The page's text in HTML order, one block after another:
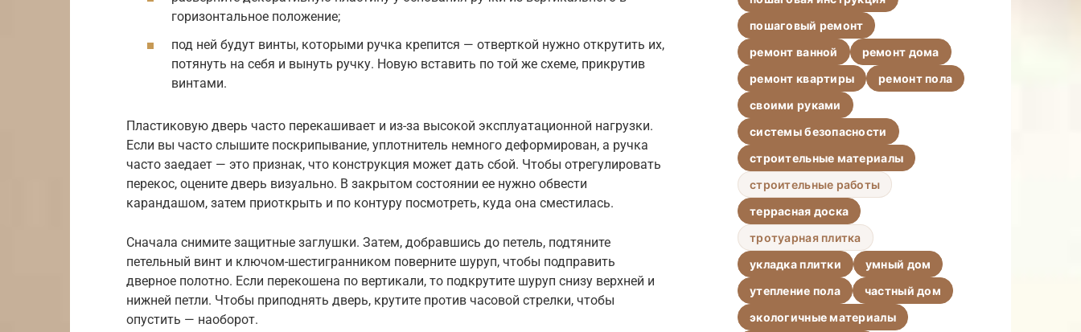
горизонтальное положение;
под ней будут винты, которыми ручка крепится — отверткой нужно открутить их,
потянуть на себя и вынуть ручку. Новую вставить по той же схеме, прикрутив
винтами.
Пластиковую дверь часто перекашивает и из-за высокой эксплуатационной нагрузки.
Если вы часто слышите поскрипывание, уплотнитель немного деформирован, а ручка
часто заедает — это признак, что конструкция может дать сбой. Чтобы отрегулировать
перекос, оцените дверь визуально. В закрытом состоянии ее нужно обвести
карандашом, затем приоткрыть и по контуру посмотреть, куда она сместилась.
Сначала снимите защитные заглушки. Затем, добравшись до петель, подтяните
петельный винт и ключом-шестигранником поверните шуруп, чтобы подправить
дверное полотно. Если перекошена по вертикали, то подкрутите шуруп снизу верхней и
нижней петли. Чтобы приподнять дверь, крутите против часовой стрелки, чтобы
опустить — наоборот.
пошаговый ремонт
ремонт ванной
ремонт дома
ремонт квартиры
ремонт пола
своими руками
системы безопасности
строительные материалы
строительные работы
террасная доска
тротуарная плитка
укладка плитки
умный дом
утепление пола
частный дом
экологичные материалы